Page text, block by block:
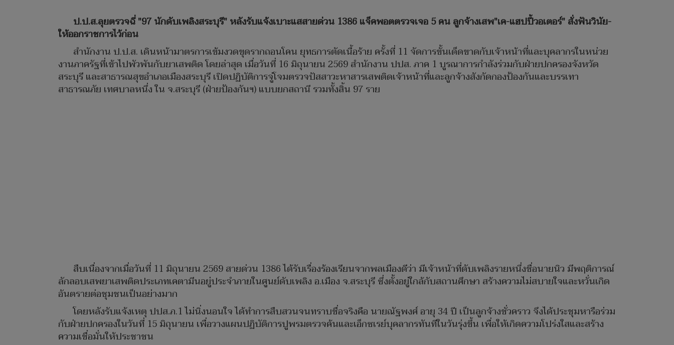
ป.ป.ส.ลุยตรวจฉี่ "97 นักดับเพลิงสระบุรี" หลังรับแจ้งเบาะแสสายด่วน 1386 แจ็คพอตตรวจเจอ 5 คน ลูกจ้างเสพ"เค-แฮปปี้วอเตอร์" สั่งฟันวินัย-
ให้ออกราชการไว้ก่อน
สำนักงาน ป.ป.ส. เดินหน้ามาตรการเข้มงวดขุดรากถอนโคน ยุทธการตัดเนื้อร้าย ครั้งที่ 11 จัดการขั้นเด็ดขาดกับเจ้าหน้าที่และบุคลากรในหน่วย
งานภาครัฐที่เข้าไปพัวพันกับยาเสพติด โดยล่าสุด เมื่อวันที่ 16 มิถุนายน 2569 สำนักงาน ปปส. ภาค 1 บูรณาการกำลังร่วมกับฝ่ายปกครองจังหวัด
สระบุรี และสาธารณสุขอำเภอเมืองสระบุรี เปิดปฏิบัติการจู่โจมตรวจปัสสาวะหาสารเสพติดเจ้าหน้าที่และลูกจ้างสังกัดกองป้องกันและบรรเทา
สาธารณภัย เทศบาลหนึ่ง ใน จ.สระบุรี (ฝ่ายป้องกันฯ) แบบยกสถานี รวมทั้งสิ้น 97 ราย
สืบเนื่องจากเมื่อวันที่ 11 มิถุนายน 2569 สายด่วน 1386 ได้รับเรื่องร้องเรียนจากพลเมืองดีว่า มีเจ้าหน้าที่ดับเพลิงรายหนึ่งชื่อนายนิว มีพฤติการณ์
ลักลอบเสพยาเสพติดประเภทเคตามีนอยู่ประจำภายในศูนย์ดับเพลิง อ.เมือง จ.สระบุรี ซึ่งตั้งอยู่ใกล้กับสถานศึกษา สร้างความไม่สบายใจและหวั่นเกิด
อันตรายต่อชุมชนเป็นอย่างมาก
โดยหลังรับแจ้งเหตุ ปปส.ภ.1 ไม่นิ่งนอนใจ ได้ทำการสืบสวนจนทราบชื่อจริงคือ นายณัฐพงศ์ อายุ 34 ปี เป็นลูกจ้างชั่วคราว จึงได้ประชุมหารือร่วม
กับฝ่ายปกครองในวันที่ 15 มิถุนายน เพื่อวางแผนปฏิบัติการปูพรมตรวจค้นและเอ็กซเรย์บุคลากรทันทีในวันรุ่งขึ้น เพื่อให้เกิดความโปร่งใสและสร้าง
ความเชื่อมั่นให้ประชาชน